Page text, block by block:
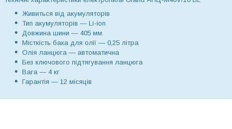
Живиться від акумуляторів
Тип акумуляторів — Li-ion
Довжина шини — 405 мм.
Місткість бака для олії — 0,25 літра
Олія ланцюга — автоматична
Без ключового підтягування ланцюга
Вага — 4 кг
Гарантія — 12 місяців